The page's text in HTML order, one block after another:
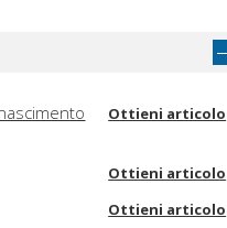
Ottieni articolo
Ottieni articolo
Ottieni articolo